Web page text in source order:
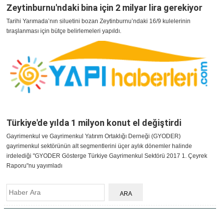
Zeytinburnu'ndaki bina için 2 milyar lira gerekiyor
Tarihi Yarımada’nın siluetini bozan Zeytinburnu’ndaki 16/9 kulelerinin
tıraşlanması için bütçe belirlemeleri yapıldı.
Türkiye'de yılda 1 milyon konut el değiştirdi
Gayrimenkul ve Gayrimenkul Yatırım Ortaklığı Derneği (GYODER)
gayrimenkul sektörünün alt segmentlerini üçer aylık dönemler halinde
irdelediği "GYODER Gösterge Türkiye Gayrimenkul Sektörü 2017 1. Çeyrek
Raporu"nu yayımladı